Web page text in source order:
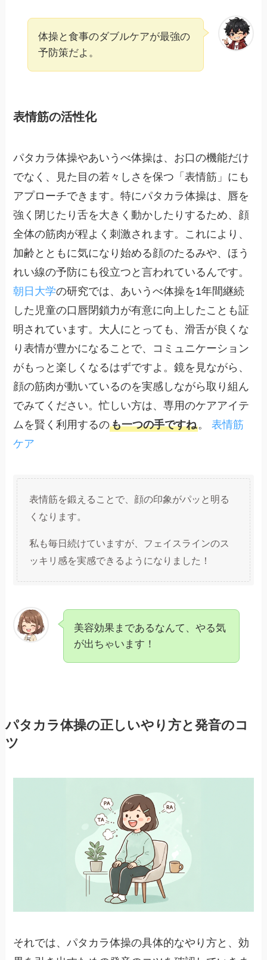
体操と食事のダブルケアが最強の
予防策だよ。
表情筋の活性化
パタカラ体操やあいうべ体操は、お口の機能だけ
でなく、見た目の若々しさを保つ「表情筋」にも
アプローチできます。特にパタカラ体操は、唇を
強く閉じたり舌を大きく動かしたりするため、顔
全体の筋肉が程よく刺激されます。これにより、
加齢とともに気になり始める顔のたるみや、ほう
れい線の予防にも役立つと言われているんです。
朝日大学の研究では、あいうべ体操を1年間継続
した児童の口唇閉鎖力が有意に向上したことも証
明されています。大人にとっても、滑舌が良くな
り表情が豊かになることで、コミュニケーション
がもっと楽しくなるはずですよ。鏡を見ながら、
顔の筋肉が動いているのを実感しながら取り組ん
でみてください。忙しい方は、専用のケアアイテ
ムを賢く利用するのも一つの手ですね。表情筋
ケア
表情筋を鍛えることで、顔の印象がパッと明る
くなります。
私も毎日続けていますが、フェイスラインのス
ッキリ感を実感できるようになりました！
美容効果まであるなんて、やる気
が出ちゃいます！
パタカラ体操の正しいやり方と発音のコ
ツ
それでは、パタカラ体操の具体的なやり方と、効